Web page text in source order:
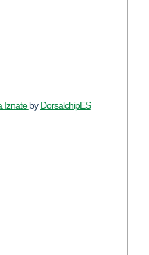
IznatebyDorsalchipES